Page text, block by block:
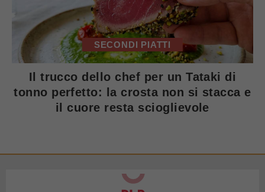
SECONDI PIATTI
Il trucco dello chef per un Tataki di
tonno perfetto: la crosta non si stacca e
il cuore resta scioglievole